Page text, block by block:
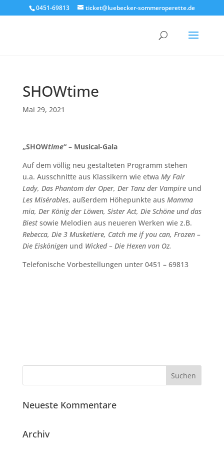
0451-69813 ticket@luebecker-sommeroperette.de
SHOWtime
Mai 29, 2021
„SHOWtime“ – Musical-Gala
Auf dem völlig neu gestalteten Programm stehen
u.a. Ausschnitte aus Klassikern wie etwa My Fair
Lady, Das Phantom der Oper, Der Tanz der Vampireund
Les Misérables, außerdem Höhepunkte aus Mamma
mia, Der König der Löwen, Sister Act, Die Schöne und das
Biestsowie Melodien aus neueren Werken wie z.B.
Rebecca, Die 3 Musketiere, Catch me if you can, Frozen –
Die Eiskönigenund Wicked – Die Hexen von Oz.
Telefonische Vorbestellungen unter 0451 – 69813
Neueste Kommentare
Archiv